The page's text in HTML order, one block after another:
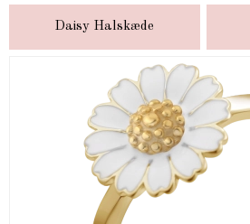
både Daisy smykker i guldbelagt og
Daisy Halskæde